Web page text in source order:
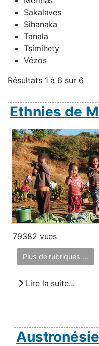
Sakalaves
Sihanaka
Tanala
Tsimihety
Vézos
Résultats 1 à 6 sur 6
Ethnies de
79382 vues
Plus de rubriques ...
Lire la suite...